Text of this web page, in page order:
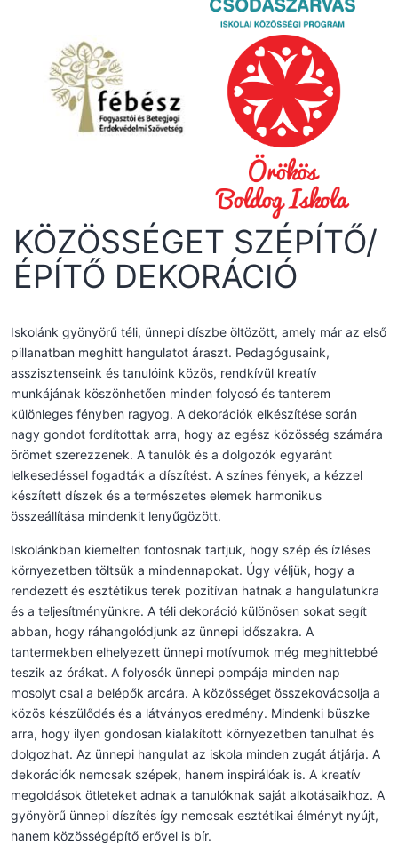
KÖZÖSSÉGET SZÉPÍTŐ/
ÉPÍTŐ DEKORÁCIÓ
Iskolánk gyönyörű téli, ünnepi díszbe öltözött, amely már az első
pillanatban meghitt hangulatot áraszt. Pedagógusaink,
asszisztenseink és tanulóink közös, rendkívül kreatív
munkájának köszönhetően minden folyosó és tanterem
különleges fényben ragyog. A dekorációk elkészítése során
nagy gondot fordítottak arra, hogy az egész közösség számára
örömet szerezzenek. A tanulók és a dolgozók egyaránt
lelkesedéssel fogadták a díszítést. A színes fények, a kézzel
készített díszek és a természetes elemek harmonikus
összeállítása mindenkit lenyűgözött.
Iskolánkban kiemelten fontosnak tartjuk, hogy szép és ízléses
környezetben töltsük a mindennapokat. Úgy véljük, hogy a
rendezett és esztétikus terek pozitívan hatnak a hangulatunkra
és a teljesítményünkre. A téli dekoráció különösen sokat segít
abban, hogy ráhangolódjunk az ünnepi időszakra. A
tantermekben elhelyezett ünnepi motívumok még meghittebbé
teszik az órákat. A folyosók ünnepi pompája minden nap
mosolyt csal a belépők arcára. A közösséget összekovácsolja a
közös készülődés és a látványos eredmény. Mindenki büszke
arra, hogy ilyen gondosan kialakított környezetben tanulhat és
dolgozhat. Az ünnepi hangulat az iskola minden zugát átjárja. A
dekorációk nemcsak szépek, hanem inspirálóak is. A kreatív
megoldások ötleteket adnak a tanulóknak saját alkotásaikhoz. A
gyönyörű ünnepi díszítés így nemcsak esztétikai élményt nyújt,
hanem közösségépítő erővel is bír.